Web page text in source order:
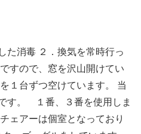
た消毒 ２．換気を常時行っ
すので、窓を沢山開けてい
１台ずつ空けています。 当
す。 １番、３番を使用しま
ェアーは個室となっており